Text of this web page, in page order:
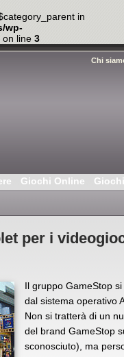
in
wp-
on line 3
Chi
Giochi Online
per i
Il gruppo GameStop
dal sistema operativo
Non si tratterà di un
del brand GameStop
sconosciuto), ma